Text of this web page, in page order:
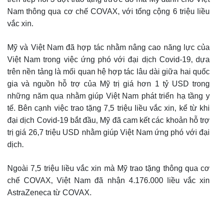
Nam thông qua cơ chế COVAX, với tổng cộng 6 triệu liều
vắc xin.
Mỹ và Việt Nam đã hợp tác nhằm nâng cao năng lực của
Việt Nam trong việc ứng phó với đại dịch Covid-19, dựa
trên nền tảng là mối quan hệ hợp tác lâu dài giữa hai quốc
gia và nguồn hỗ trợ của Mỹ trị giá hơn 1 tỷ USD trong
những năm qua nhằm giúp Việt Nam phát triển hạ tầng y
tế. Bên cạnh việc trao tặng 7,5 triệu liều vắc xin, kể từ khi
đại dịch Covid-19 bắt đầu, Mỹ đã cam kết các khoản hỗ trợ
trị giá 26,7 triệu USD nhằm giúp Việt Nam ứng phó với đại
dịch.
Ngoài 7,5 triệu liều vắc xin mà Mỹ trao tặng thông qua cơ
chế COVAX, Việt Nam đã nhận 4.176.000 liều vắc xin
AstraZeneca từ COVAX.